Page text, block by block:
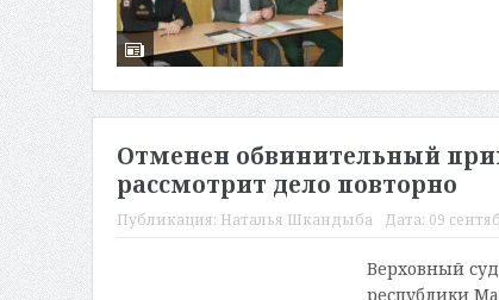
Отменен обвинительный
рассмотрит дело повторно
Публикация: Наталья Шкандыба Дата: 09
Верховный
республики